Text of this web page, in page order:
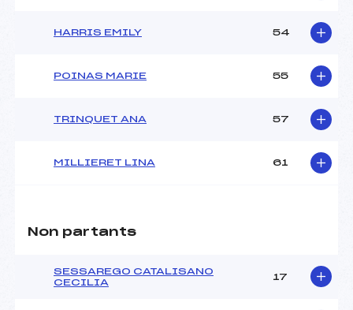
HARRIS EMILY 54
POINAS MARIE 55
TRINQUET ANA 57
MILLIERET LINA 61
Non partants
SESSAREGO CATALISANO
CECILIA
17